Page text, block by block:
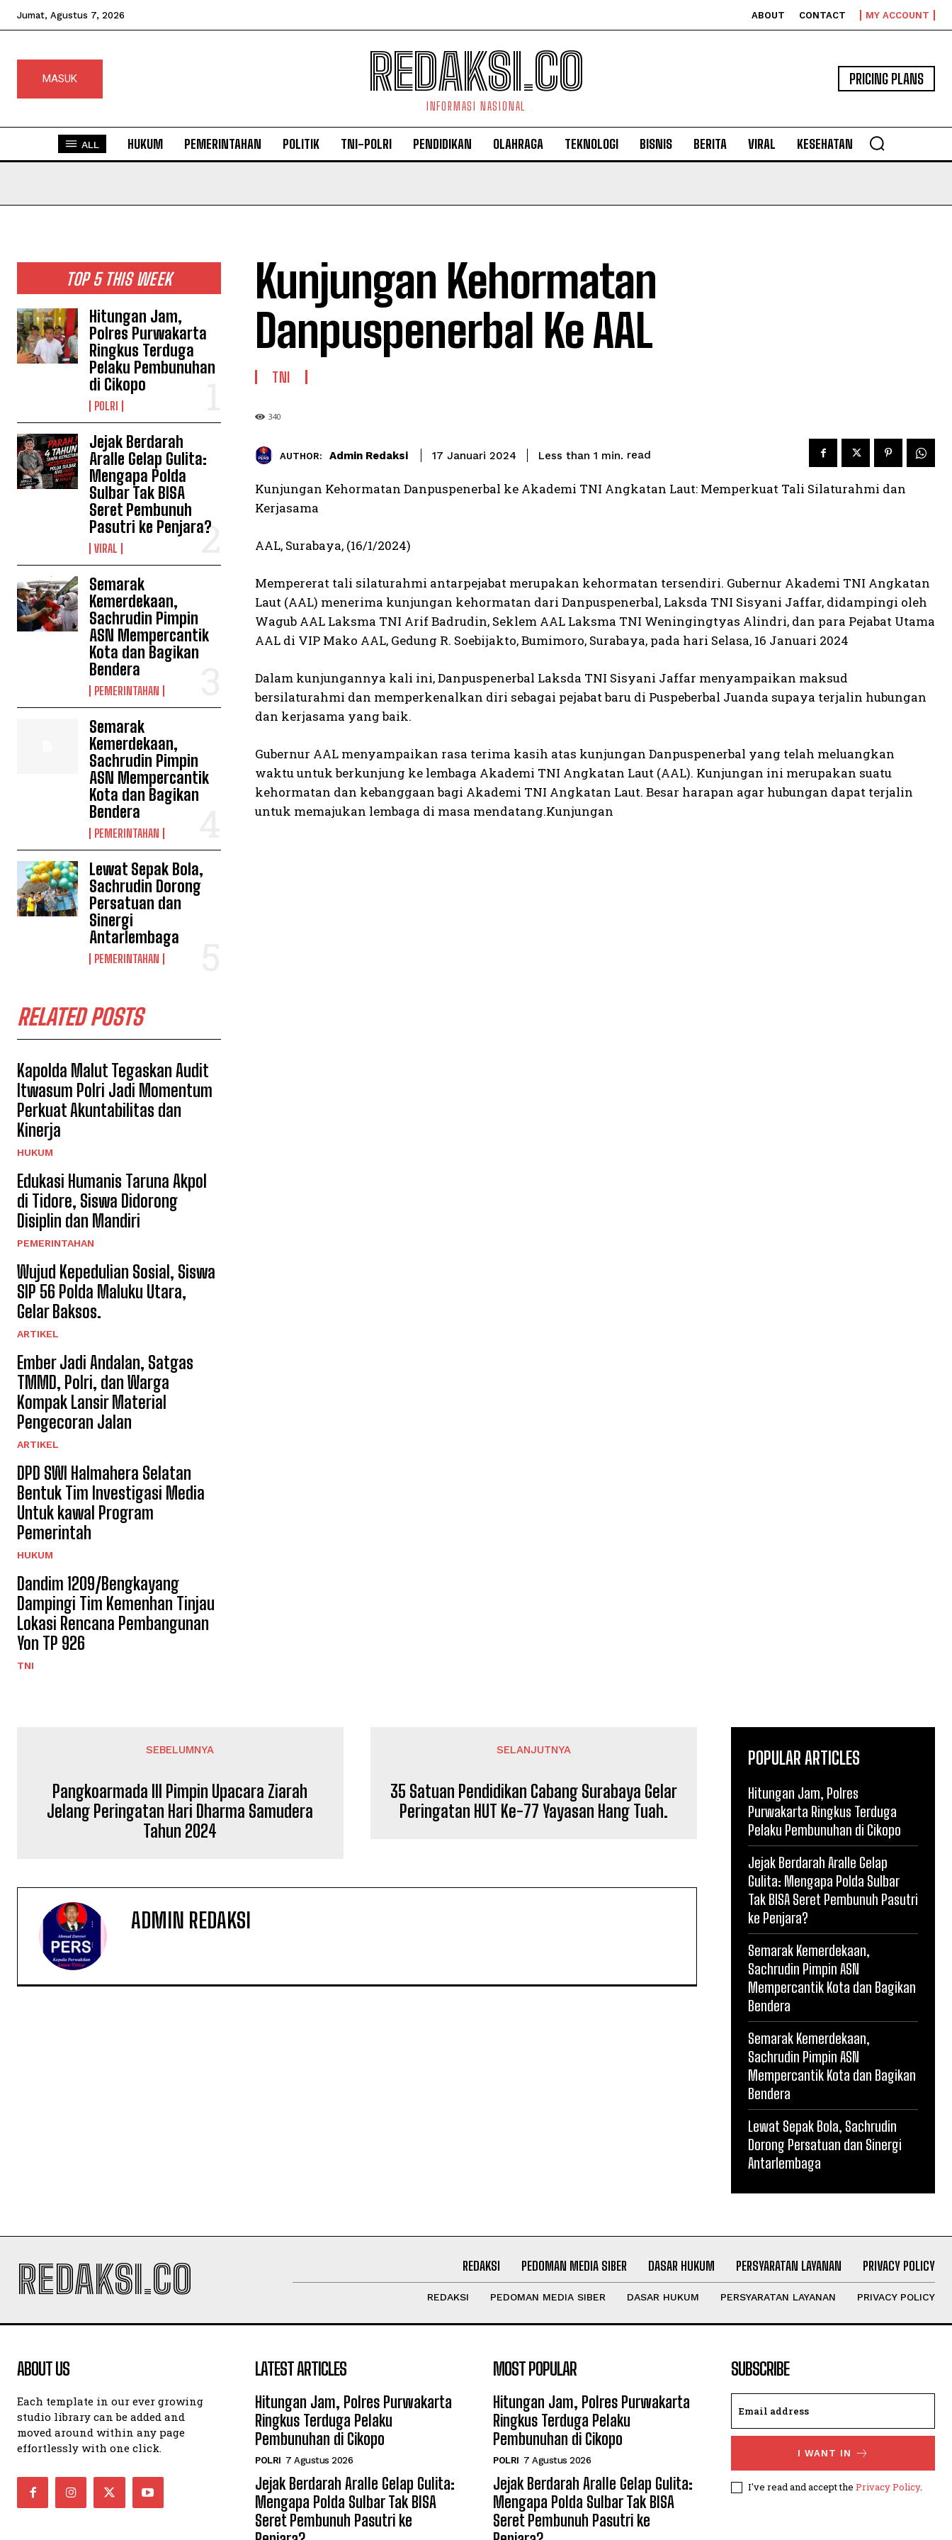
Jumat, Agustus 7, 2026 ABOUT CONTACT MY ACCOUNT
MASUK REDAKSI.CO
INFORMASI NASIONAL
PRICING PLANS
ALL HUKUM PEMERINTAHAN POLITIK TNI-POLRI PENDIDIKAN OLAHRAGA TEKNOLOGI BISNIS BERITA VIRAL KESEHATAN
TOP 5 THIS WEEK
Hitungan Jam,
Polres Purwakarta
Ringkus Terduga
Pelaku Pembunuhan
di Cikopo
POLRI
Jejak Berdarah
Aralle Gelap Gulita:
Mengapa Polda
Sulbar Tak BISA
Seret Pembunuh
Pasutri ke Penjara?
VIRAL
Semarak
Kemerdekaan,
Sachrudin Pimpin
ASN Mempercantik
Kota dan Bagikan
Bendera
PEMERINTAHAN
Semarak
Kemerdekaan,
Sachrudin Pimpin
ASN Mempercantik
Kota dan Bagikan
Bendera
PEMERINTAHAN
Lewat Sepak Bola,
Sachrudin Dorong
Persatuan dan
Sinergi
Antarlembaga
PEMERINTAHAN
RELATED POSTS
Kapolda Malut Tegaskan Audit
Itwasum Polri Jadi Momentum
Perkuat Akuntabilitas dan
Kinerja
HUKUM
Edukasi Humanis Taruna Akpol
di Tidore, Siswa Didorong
Disiplin dan Mandiri
PEMERINTAHAN
Wujud Kepedulian Sosial, Siswa
SIP 56 Polda Maluku Utara,
Gelar Baksos.
ARTIKEL
Ember Jadi Andalan, Satgas
TMMD, Polri, dan Warga
Kompak Lansir Material
Pengecoran Jalan
ARTIKEL
DPD SWI Halmahera Selatan
Bentuk Tim Investigasi Media
Untuk kawal Program
Pemerintah
HUKUM
Dandim 1209/Bengkayang
Dampingi Tim Kemenhan Tinjau
Lokasi Rencana Pembangunan
Yon TP 926
TNI
Kunjungan Kehormatan
Danpuspenerbal Ke AAL
TNI
340
AUTHOR: Admin Redaksi 17 Januari 2024 Less than 1 min. read
Kunjungan Kehormatan Danpuspenerbal ke Akademi TNI Angkatan Laut: Memperkuat Tali Silaturahmi dan
Kerjasama
AAL, Surabaya, (16/1/2024)
Mempererat tali silaturahmi antarpejabat merupakan kehormatan tersendiri. Gubernur Akademi TNI Angkatan
Laut (AAL) menerima kunjungan kehormatan dari Danpuspenerbal, Laksda TNI Sisyani Jaffar, didampingi oleh
Wagub AAL Laksma TNI Arif Badrudin, Seklem AAL Laksma TNI Weningingtyas Alindri, dan para Pejabat Utama
AAL di VIP Mako AAL, Gedung R. Soebijakto, Bumimoro, Surabaya, pada hari Selasa, 16 Januari 2024
Dalam kunjungannya kali ini, Danpuspenerbal Laksda TNI Sisyani Jaffar menyampaikan maksud
bersilaturahmi dan memperkenalkan diri sebagai pejabat baru di Puspeberbal Juanda supaya terjalin hubungan
dan kerjasama yang baik.
Gubernur AAL menyampaikan rasa terima kasih atas kunjungan Danpuspenerbal yang telah meluangkan
waktu untuk berkunjung ke lembaga Akademi TNI Angkatan Laut (AAL). Kunjungan ini merupakan suatu
kehormatan dan kebanggaan bagi Akademi TNI Angkatan Laut. Besar harapan agar hubungan dapat terjalin
untuk memajukan lembaga di masa mendatang.Kunjungan
SEBELUMNYA
Pangkoarmada III Pimpin Upacara Ziarah
Jelang Peringatan Hari Dharma Samudera
Tahun 2024
SELANJUTNYA
35 Satuan Pendidikan Cabang Surabaya Gelar
Peringatan HUT Ke-77 Yayasan Hang Tuah.
ADMIN REDAKSI
POPULAR ARTICLES
Hitungan Jam, Polres
Purwakarta Ringkus Terduga
Pelaku Pembunuhan di Cikopo
Jejak Berdarah Aralle Gelap
Gulita: Mengapa Polda Sulbar
Tak BISA Seret Pembunuh Pasutri
ke Penjara?
Semarak Kemerdekaan,
Sachrudin Pimpin ASN
Mempercantik Kota dan Bagikan
Bendera
Semarak Kemerdekaan,
Sachrudin Pimpin ASN
Mempercantik Kota dan Bagikan
Bendera
Lewat Sepak Bola, Sachrudin
Dorong Persatuan dan Sinergi
Antarlembaga
REDAKSI.CO REDAKSI PEDOMAN MEDIA SIBER DASAR HUKUM PERSYARATAN LAYANAN PRIVACY POLICY
REDAKSI PEDOMAN MEDIA SIBER DASAR HUKUM PERSYARATAN LAYANAN PRIVACY POLICY
ABOUT US
Each template in our ever growing
studio library can be added and
moved around within any page
effortlessly with one click.
LATEST ARTICLES
Hitungan Jam, Polres Purwakarta
Ringkus Terduga Pelaku
Pembunuhan di Cikopo
POLRI 7 Agustus 2026
Jejak Berdarah Aralle Gelap Gulita:
Mengapa Polda Sulbar Tak BISA
Seret Pembunuh Pasutri ke
MOST POPULAR
Hitungan Jam, Polres Purwakarta
Ringkus Terduga Pelaku
Pembunuhan di Cikopo
POLRI 7 Agustus 2026
Jejak Berdarah Aralle Gelap Gulita:
Mengapa Polda Sulbar Tak BISA
Seret Pembunuh Pasutri ke
SUBSCRIBE
I WANT IN
I've read and accept the Privacy Policy.